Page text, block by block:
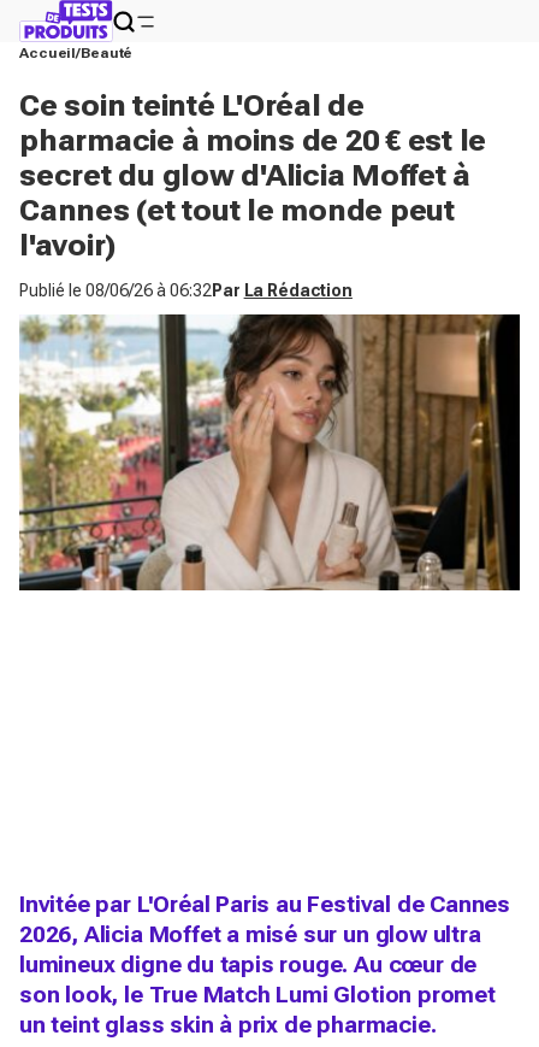
Accueil Beauté
Ce soin teinté L'Oréal de
pharmacie à moins de 20 € est le
secret du glow d'Alicia Moffet à
Cannes (et tout le monde peut
l'avoir)
Publié le 08/06/26 à 06:32 Par La Rédaction
Invitée par L'Oréal Paris au Festival de Cannes
2026, Alicia Moffet a misé sur un glow ultra
lumineux digne du tapis rouge. Au cœur de
son look, le True Match Lumi Glotion promet
un teint glass skin à prix de pharmacie.